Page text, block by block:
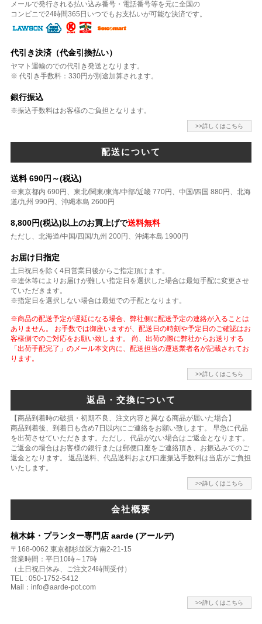
メールで発行される払い込み番号・電話番号等を元に全国の
コンビニで24時間365日いつでもお支払いが可能な決済です。
代引き決済（代金引換払い）
ヤマト運輸のでの代引き発送となります。
※ 代引き手数料：330円が別途加算されます。
銀行振込
※振込手数料はお客様のご負担となります。
>>詳しくはこちら
配送について
送料 690円～(税込)
※東京都内 690円、東北/関東/東海/中部/近畿 770円、中国/四国 880円、北海
道/九州 990円、沖縄本島 2600円
8,800円(税込)以上のお買上げで送料無料
ただし、北海道/中国/四国/九州 200円、沖縄本島 1900円
お届け日指定
土日祝日を除く4日営業日後からご指定頂けます。
※連休等によりお届けが難しい指定日を選択した場合は最短手配に変更させ
ていただきます。
※指定日を選択しない場合は最短での手配となります。
※商品の配送予定が遅延になる場合、弊社側に配送予定の連絡が入ることは
ありません。 お手数では御座いますが、配送日の時刻や予定日のご確認はお
客様側でのご対応をお願い致します。 尚、出荷の際に弊社からお送りする
「出荷手配完了」のメール本文内に、配送担当の運送業者名が記載されてお
ります。
>>詳しくはこちら
返品・交換について
【商品到着時の破損・初期不良、注文内容と異なる商品が届いた場合】
商品到着後、到着日も含め7日以内にご連絡をお願い致します。 早急に代品
を出荷させていただきます。ただし、代品がない場合はご返金となります。
ご返金の場合はお客様の銀行または郵便口座をご連絡頂き、お振込みでのご
返金となります。 返品送料、代品送料および口座振込手数料は当店がご負担
いたします。
>>詳しくはこちら
会社概要
植木鉢・プランター専門店 aarde (アールデ)
〒168-0062 東京都杉並区方南2-21-15
営業時間：平日10時～17時
（土日祝日休み、ご注文24時間受付）
TEL : 050-1752-5412
Mail：info@aarde-pot.com
>>詳しくはこちら